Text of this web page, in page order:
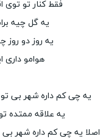
فقط کنار تو توی
یه گل چیه
یه روز دو روز
هوامو داری
یه چی کم داره شهر بی
یه علاقه ممتده
اصلا یه چی کم داره شهر